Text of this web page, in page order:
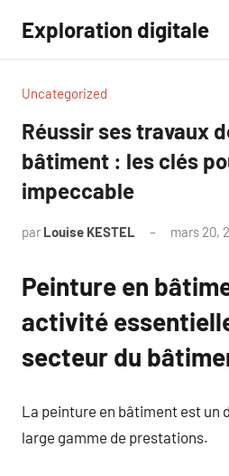
contenu
Exploration digitale
Uncategorized
Réussir ses travaux
bâtiment : les clés
impeccable
par Louise KESTEL mars 20,
Peinture en
activité
secteur du
La peinture en bâtiment est un
large gamme de prestations.